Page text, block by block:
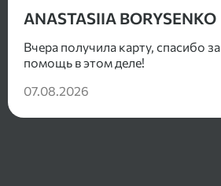
ANASTASIIA BORYSENKO
Вчера получила карту, спасибо за
помощь в этом деле!
07.08.2026